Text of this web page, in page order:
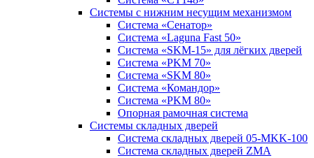
Системы с нижним несущим механизмом
Система «Сенатор»
Система «Laguna Fast 50»
Система «SKM-15» для лёгких дверей
Система «PKM 70»
Система «SKM 80»
Система «Командор»
Система «PKM 80»
Опорная рамочная система
Системы складных дверей
Система складных дверей 05-MKK-100
Система складных дверей ZMA